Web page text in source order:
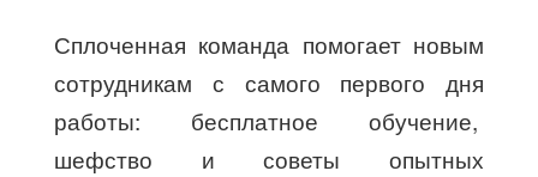
Сплоченная команда помогает новым
сотрудникам с самого первого дня
работы: бесплатное обучение,
шефство и советы опытных